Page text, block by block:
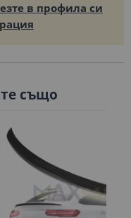
в профила си
също